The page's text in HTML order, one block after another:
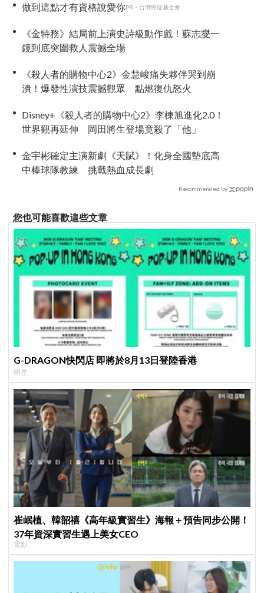
做到這點才有資格說愛你PR・台灣癌症基金會
《金特務》結局前上演史詩級動作戲！蘇志燮一
鏡到底突圍救人震撼全場
《殺人者的購物中心2》金慧峻痛失夥伴哭到崩
潰！爆發性演技震撼觀眾 點燃復仇怒火
Disney+《殺人者的購物中心2》李棟旭進化2.0！
世界觀再延伸 岡田將生登場竟殺了「他」
金宇彬確定主演新劇《天賦》！化身全國墊底高
中棒球隊教練 挑戰熱血成長劇
Recommended by
您也可能喜歡這些文章
G-DRAGON快閃店 即將於8月13日登陸香港
明星
崔岷植、韓韶禧《高年級實習生》海報＋預告同步公開！
37年資深實習生遇上美女CEO
電影